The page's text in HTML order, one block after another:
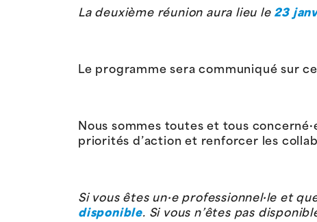
La deuxième réunion aura lieu le 23
Le programme sera communiqué sur
Nous sommes toutes et tous
priorités d’action et renforcer les
Si vous êtes un·e professionnel·le et
disponible. Si vous n’êtes pas